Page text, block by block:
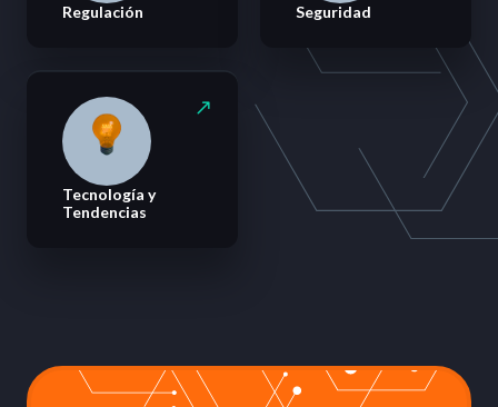
Regulación Seguridad
Tecnología y
Tendencias